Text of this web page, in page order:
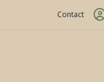
Contact